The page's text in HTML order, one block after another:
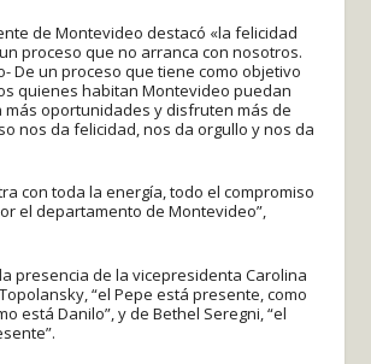
de Montevideo destacó «la felicidad
proceso que no arranca con nosotros.
De un proceso que tiene como objetivo
quienes habitan Montevideo puedan
más oportunidades y disfruten más de
nos da felicidad, nos da orgullo y nos da
con toda la energía, todo el compromiso
el departamento de Montevideo”,
presencia de la vicepresidenta Carolina
“el Pepe está presente, como
está Danilo”, y de Bethel Seregni, “el